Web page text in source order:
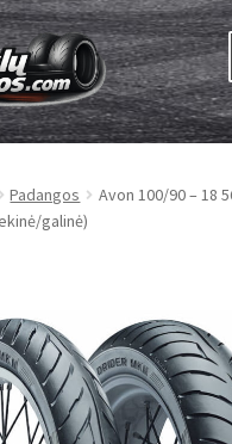
Padangos
Avon 100/90 – 18
galinė)